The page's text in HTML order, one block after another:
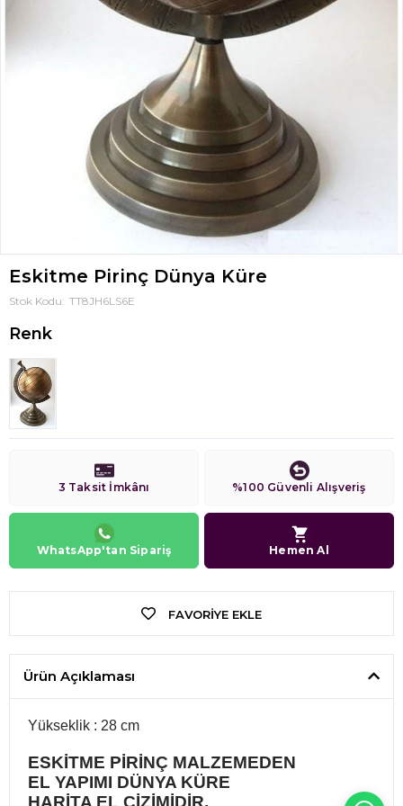
Eskitme Pirinç Dünya Küre
Stok Kodu TT8JH6LS6E
Renk
3 Taksit İmkânı %100 Güvenli Alışveriş
WhatsApp'tan Sipariş Hemen Al
FAVORIYE EKLE
Ürün Açıklaması
Yükseklik : 28 cm
ESKİTME PİRİNÇ MALZEMEDEN
EL YAPIMI DÜNYA KÜRE
HARİTA EL ÇİZİMİDİR.